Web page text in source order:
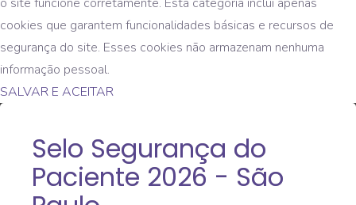
cookies que garantem funcionalidades básicas e recursos de
segurança do site. Esses cookies não armazenam nenhuma
informação pessoal.
SALVAR E ACEITAR
Selo Segurança do
Paciente 2026 - São